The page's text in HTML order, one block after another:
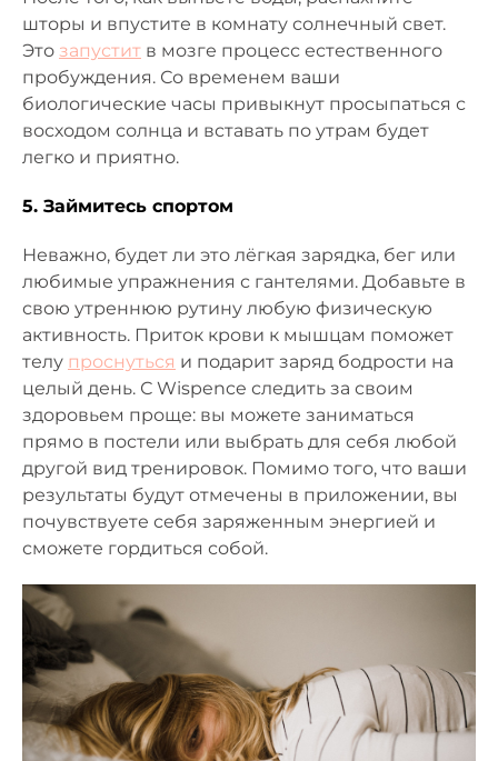
шторы и впустите в комнату солнечный свет.
Это запустит в мозге процесс естественного
пробуждения. Со временем ваши
биологические часы привыкнут просыпаться с
восходом солнца и вставать по утрам будет
легко и приятно.
5. Займитесь спортом
Неважно, будет ли это лёгкая зарядка, бег или
любимые упражнения с гантелями. Добавьте в
свою утреннюю рутину любую физическую
активность. Приток крови к мышцам поможет
телу проснуться и подарит заряд бодрости на
целый день. С Wispence следить за своим
здоровьем проще: вы можете заниматься
прямо в постели или выбрать для себя любой
другой вид тренировок. Помимо того, что ваши
результаты будут отмечены в приложении, вы
почувствуете себя заряженным энергией и
сможете гордиться собой.